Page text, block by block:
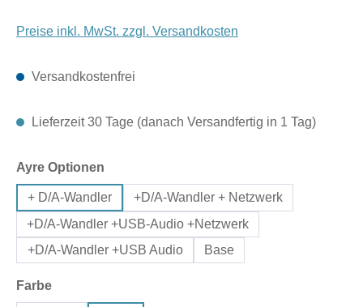
Preise inkl. MwSt. zzgl. Versandkosten
Versandkostenfrei
Lieferzeit 30 Tage (danach Versandfertig in 1 Tag)
Ayre Optionen
+ D/A-Wandler
+D/A-Wandler + Netzwerk
+D/A-Wandler +USB-Audio +Netzwerk
+D/A-Wandler +USB Audio
Base
Farbeauswählen